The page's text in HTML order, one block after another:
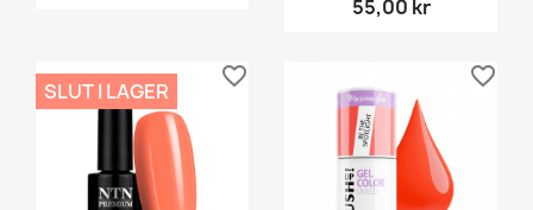
55,00 kr
SLUT I LAGER
favorite_border favorite_border